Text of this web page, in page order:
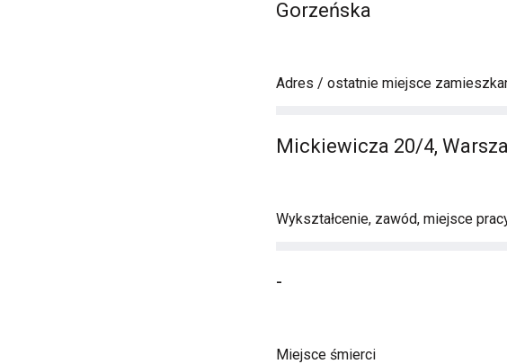
Gorzeńska
Adres / ostatnie miejsce
Mickiewicza 20/4,
Wykształcenie, zawód, miejsce
-
Miejsce śmierci